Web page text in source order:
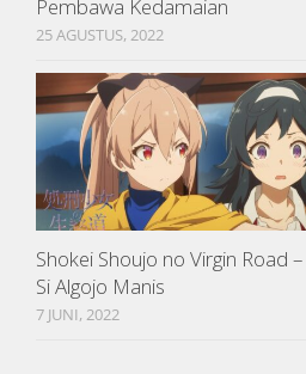
Pembawa Kedamaian
25 AGUSTUS, 2022
Shokei Shoujo no Virgin Road
Si Algojo Manis
7 JUNI, 2022